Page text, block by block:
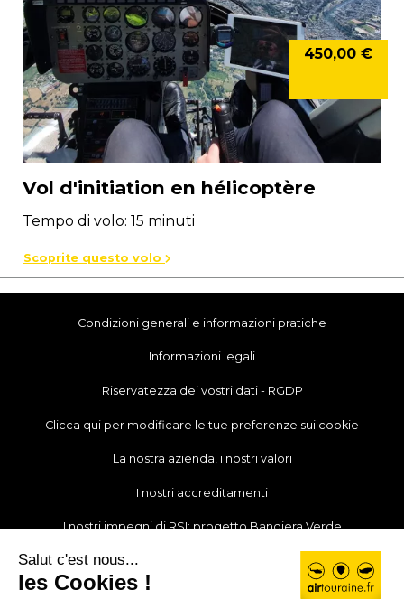
Vol d'initiation en hélicoptère
Tempo di volo: 15 minuti
450,00 €
Scoprite questo volo
Condizioni generali e informazioni pratiche
Informazioni legali
Riservatezza dei vostri dati - RGDP
Clicca qui per modificare le tue preferenze sui cookie
La nostra azienda, i nostri valori
I nostri accreditamenti
I nostri impegni di RSI: progetto Bandiera Verde